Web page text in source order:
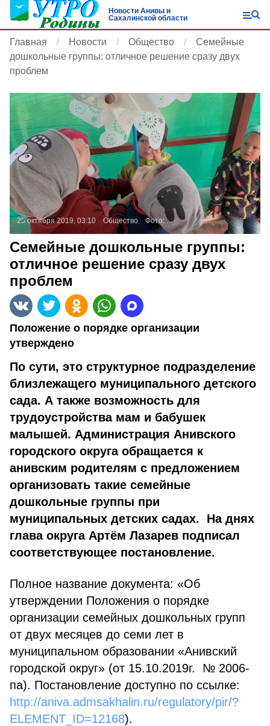
Новости Анивы и
Сахалинской области
Главная Новости Общество
Семейные
дошкольные группы: отличное решение сразу двух
проблем
25 октября 2019, 03:10 Общество Фото:
Семейные дошкольные группы:
отличное решение сразу двух
проблем
Положение о порядке организации
утверждено
По сути, это структурное подразделение
близлежащего муниципального детского
сада. А также возможность для
трудоустройства мам и бабушек
малышей. Администрация Анивского
городского округа обращается к
анивским родителям с предложением
организовать такие семейные
дошкольные группы при
муниципальных детских садах. На днях
глава округа Артём Лазарев подписал
соответствующее постановление.
Полное название документа: «Об
утверждении Положения о порядке
организации семейных дошкольных групп
от двух месяцев до семи лет в
муниципальном образовании «Анивский
городской округ» (от 15.10.2019г. № 2006-
па). Постановление доступно по ссылке:
http://aniva.admsakhalin.ru/regulatory/pir/?
ELEMENT_ID=12168).